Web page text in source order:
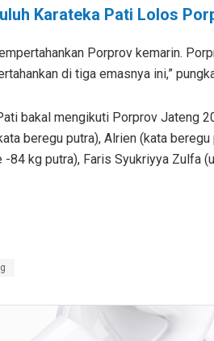
Karateka Pati Lolos
Porprov kemarin.
di tiga emasnya ini,”
bakal mengikuti Porprov Jateng
beregu putra), Alrien (kata
84 kg putra), Faris Syukriyya Zulfa